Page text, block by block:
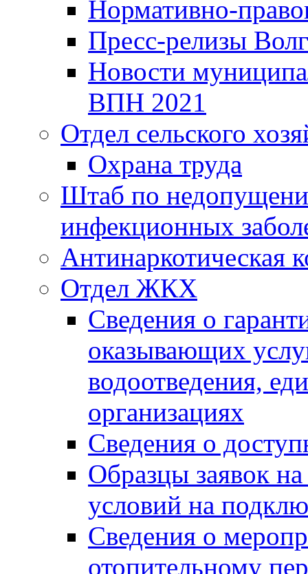
Нормативно-
Пресс-релизы
Новости
ВПН 2021
Отдел сельского
Охрана труда
Штаб по
инфекционных
Антинаркотическая
Отдел ЖКХ
Сведения о
оказывающих
водоотведения,
организациях
Сведения о
Образцы заявок
условий на
Сведения о
отопительному